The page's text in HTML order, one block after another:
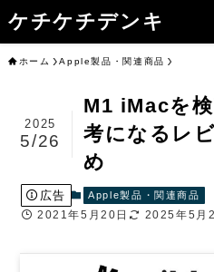
ケチケチデンキ
ホーム Apple製品・関連商品
M1 iMacを
考になるレ
め
2025
5/26
広告 Apple製品・関連商品
2021年5月20日 2025年5月